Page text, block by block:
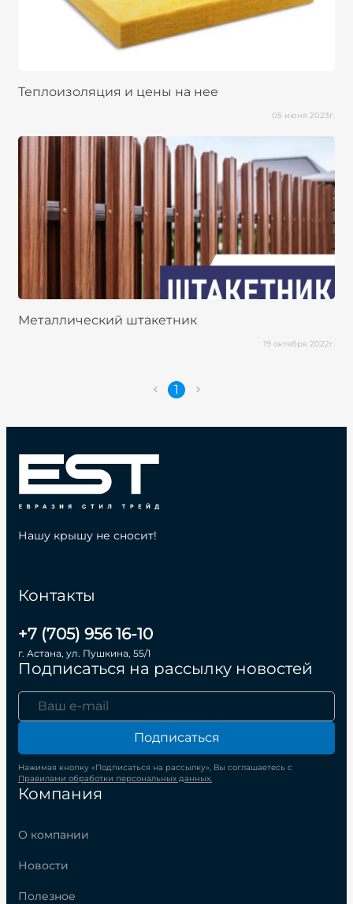
Теплоизоляция и цены на нее
05 июня 2023г.
Металлический штакетник
19 октября 2022г.
1
Компания
О компании
Новости
Полезное
Контакты
+7 (705) 956 16-10
г. Астана, ул. Пушкина, 55/1
Подписаться на рассылку новостей
Подписаться
Нажимая кнопку «Подписаться на рассылку», Вы соглашаетесь с
Правилами обработки персональных данных.
Нашу крышу не сносит!